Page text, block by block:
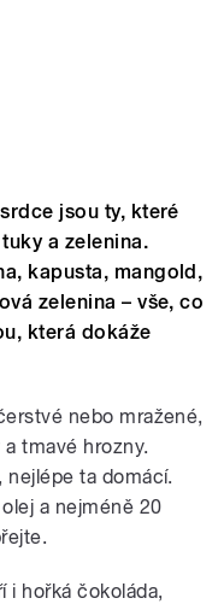
jsou ty, které
a zelenina.
kapusta, mangold,
zelenina – vše, co
která dokáže
nebo mražené,
tmavé hrozny.
nejlépe ta domácí.
a nejméně 20
i hořká čokoláda,